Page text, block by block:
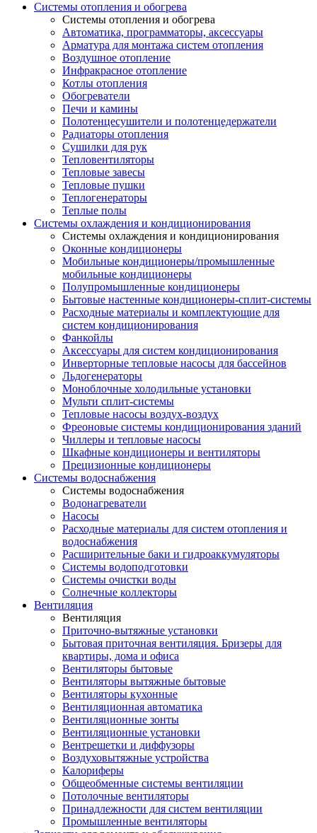
Системы отопления и обогрева
Системы отопления и обогрева
Автоматика, программаторы, аксессуары
Арматура для монтажа систем отопления
Воздушное отопление
Инфракрасное отопление
Котлы отопления
Обогреватели
Печи и камины
Полотенцесушители и полотенцедержатели
Радиаторы отопления
Сушилки для рук
Тепловентиляторы
Тепловые завесы
Тепловые пушки
Теплогенераторы
Теплые полы
Системы охлаждения и кондиционирования
Системы охлаждения и кондиционирования
Оконные кондиционеры
Мобильные кондиционеры/промышленные
мобильные кондиционеры
Полупромышленные кондиционеры
Бытовые настенные кондиционеры-сплит-системы
Расходные материалы и комплектующие для
систем кондиционирования
Фанкойлы
Аксессуары для систем кондиционирования
Инверторные тепловые насосы для бассейнов
Льдогенераторы
Моноблочные холодильные установки
Мульти сплит-системы
Тепловые насосы воздух-воздух
Фреоновые системы кондиционирования зданий
Чиллеры и тепловые насосы
Шкафные кондиционеры и вентиляторы
Прецизионные кондиционеры
Системы водоснабжения
Системы водоснабжения
Водонагреватели
Насосы
Расходные материалы для систем отопления и
водоснабжения
Расширительные баки и гидроаккумуляторы
Системы водоподготовки
Системы очистки воды
Солнечные коллекторы
Вентиляция
Вентиляция
Приточно-вытяжные установки
Бытовая приточная вентиляция. Бризеры для
квартиры, дома и офиса
Вентиляторы бытовые
Вентиляторы вытяжные бытовые
Вентиляторы кухонные
Вентиляционная автоматика
Вентиляционные зонты
Вентиляционные установки
Вентрешетки и диффузоры
Воздуховытяжные устройства
Калориферы
Общеобменные системы вентиляции
Потолочные вентиляторы
Принадлежности для систем вентиляции
Промышленные вентиляторы